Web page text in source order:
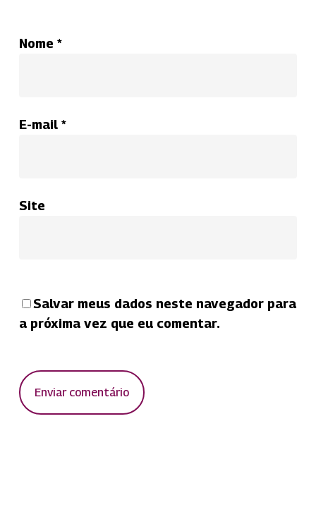
Nome *
E-mail *
Site
Salvar meus dados neste navegador para
a próxima vez que eu comentar.